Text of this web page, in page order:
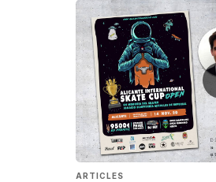
ARTICLES